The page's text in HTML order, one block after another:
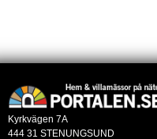
Kyrkvägen 7A
444 31 STENUNGSUND